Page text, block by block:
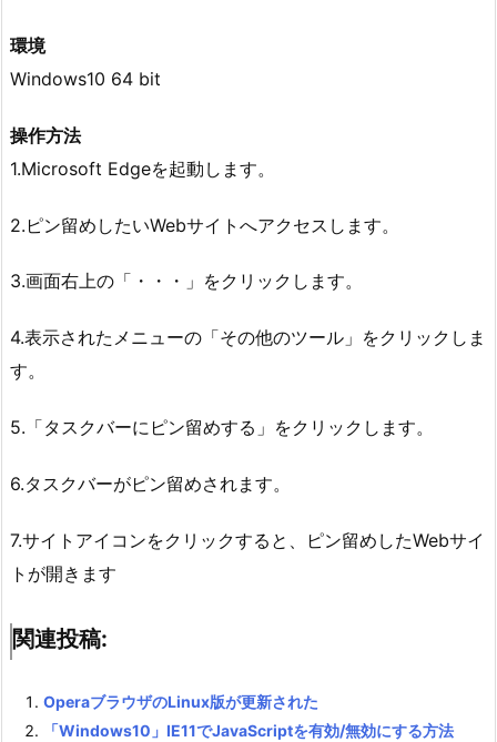
環境
Windows10 64 bit
操作方法
1.Microsoft Edgeを起動します。
2.ピン留めしたいWebサイトへアクセスします。
3.画面右上の「・・・」をクリックします。
4.表示されたメニューの「その他のツール」をクリックしま
す。
5.「タスクバーにピン留めする」をクリックします。
6.タスクバーがピン留めされます。
7.サイトアイコンをクリックすると、ピン留めしたWebサイ
トが開きます
関連投稿:
OperaブラウザのLinux版が更新された
「Windows10」IE11でJavaScriptを有効/無効にする方法